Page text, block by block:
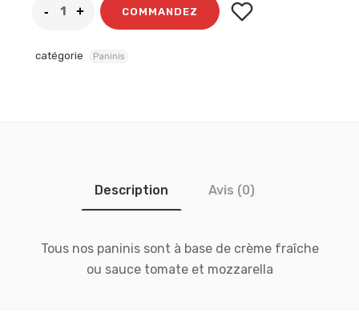
COMMANDEZ
catégorie Paninis
Description Avis (0)
Tous nos paninis sont à base de crème fraîche
ou sauce tomate et mozzarella